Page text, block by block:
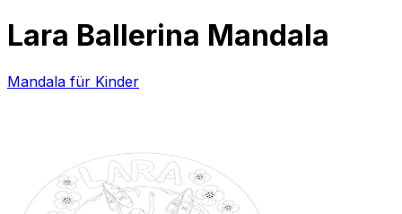
Lara Ballerina Mandala
Mandala für Kinder